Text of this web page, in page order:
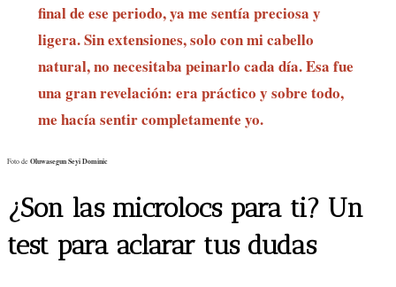
final de ese periodo, ya me sentía preciosa y
ligera. Sin extensiones, solo con mi cabello
natural, no necesitaba peinarlo cada día. Esa fue
una gran revelación: era práctico y sobre todo,
me hacía sentir completamente yo.
Foto de Oluwasegun Seyi Dominic
¿Son las microlocs para ti? Un
test para aclarar tus dudas